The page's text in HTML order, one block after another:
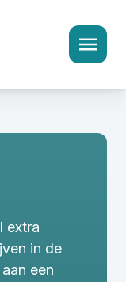
extra
in de
een